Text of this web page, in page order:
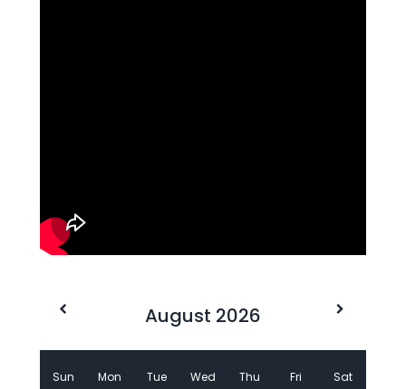
August 2026
Sun Mon Tue Wed Thu Fri Sat